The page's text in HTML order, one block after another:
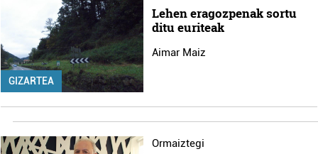
GIZARTEA
Lehen eragozpenak sortu
ditu euriteak
Aimar Maiz
Ormaiztegi